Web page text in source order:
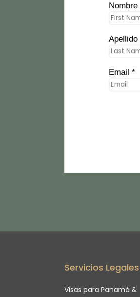
Nombre
Apellido
Email *
Servicios Legales
Visas para Panamá &